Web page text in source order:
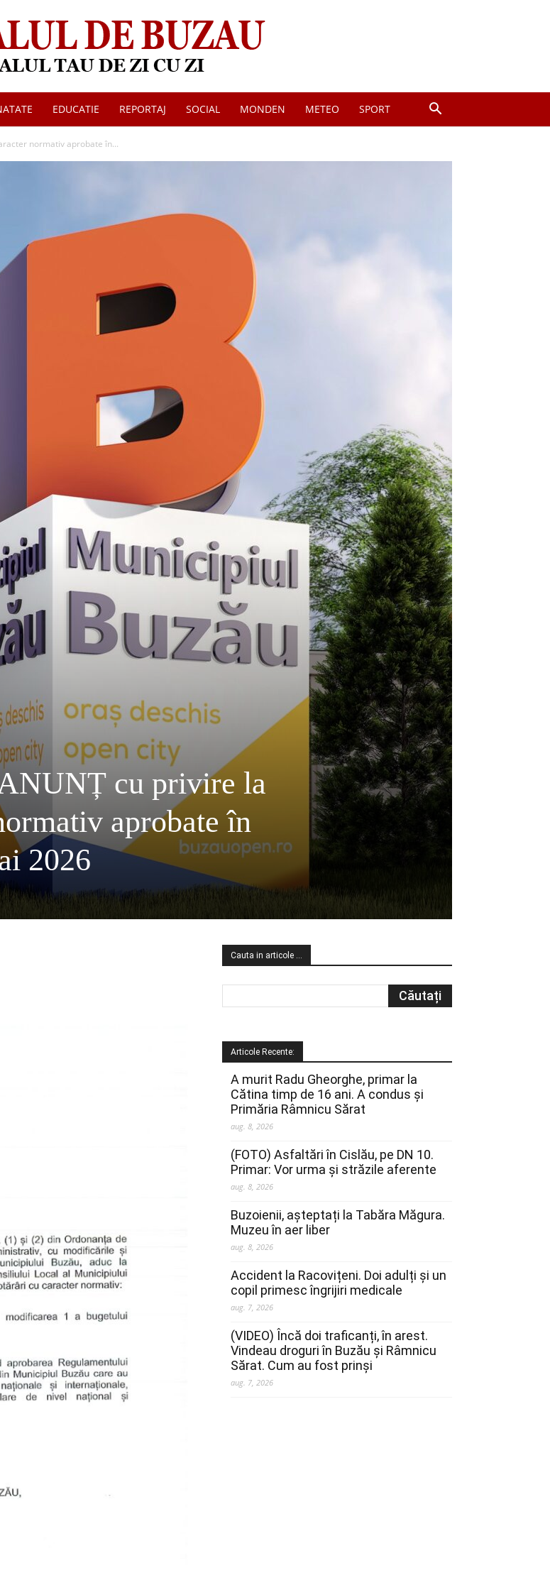
Jurnalul
EDUCATIE REPORTAJ SOCIAL MONDEN METEO SPORT
normativ aprobate în...
cu privire la
aprobate în
2026
Cauta in articole …
Articole Recente:
A murit Radu Gheorghe, primar la
Cătina timp de 16 ani. A condus și
Primăria Râmnicu Sărat
aug. 8, 2026
(FOTO) Asfaltări în Cislău, pe DN 10.
Primar: Vor urma și străzile aferente
aug. 8, 2026
Buzoienii, așteptați la Tabăra Măgura.
Muzeu în aer liber
aug. 8, 2026
Accident la Racovițeni. Doi adulți și un
copil primesc îngrijiri medicale
aug. 7, 2026
(VIDEO) Încă doi traficanți, în arest.
Vindeau droguri în Buzău și Râmnicu
Sărat. Cum au fost prinși
aug. 7, 2026